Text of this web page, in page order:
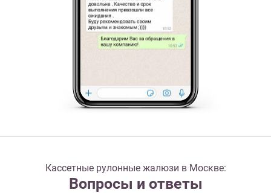
Кассетные рулонные жалюзи в Москве:
Вопросы и ответы